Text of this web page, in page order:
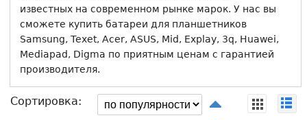
известных на современном рынке марок. У нас вы
сможете купить батареи для планшетников
Samsung, Texet, Acer, ASUS, Mid, Explay, 3q, Huawei,
Mediapad, Digma по приятным ценам с гарантией
производителя.
Сортировка: